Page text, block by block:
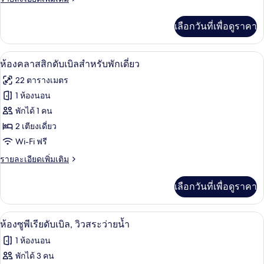
เกี่ยว
กับ
ห้อง
สิ
กดับเบิล
เลือกวันที่เพื่อดูราคา
เปิด
ภาพถ่าย
ทั้งหมด
ของ
ห้อง
คลาส
สิ
สำหรับ
พัก
เดี่ยว
มินิบาร์, โต๊ะทำงาน, ผ้าม่านกันแสง, ห้อ
5
ห้องคลาสสิกดับเบิลสำหรับพักเดี่ยว
22 ตารางเมตร
1 ห้องนอน
พักได้ 1 คน
2 เตียงเดี่ยว
Wi-Fi ฟรี
รายละเอียดเพิ่มเติม
ราย
เกี่ยว
กับ
ห้อง
สิ
กดับเบิล
เลือกวันที่เพื่อดูราคา
เปิด
ภาพถ่าย
ทั้งหมด
มินิบาร์, โต๊ะทำงาน, ผ้าม่านกันแสง, ห้อ
6
ห้องซูพีเรียดับเบิล, วิวสระว่ายน้ำ
1 ห้องนอน
พักได้ 3 คน